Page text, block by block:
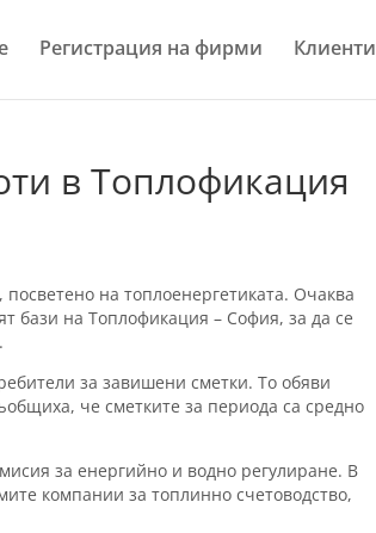
Регистрация на фирми Клиенти
в Топлофикация
на топлоенергетиката. Очаква
бази на Топлофикация – София, за да се
за завишени сметки. То обяви
че сметките за периода са средно
за енергийно и водно регулиране. В
компании за топлинно счетоводство,